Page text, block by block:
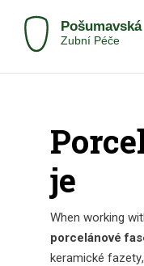
je
When working
porcelánové
keramické fazety